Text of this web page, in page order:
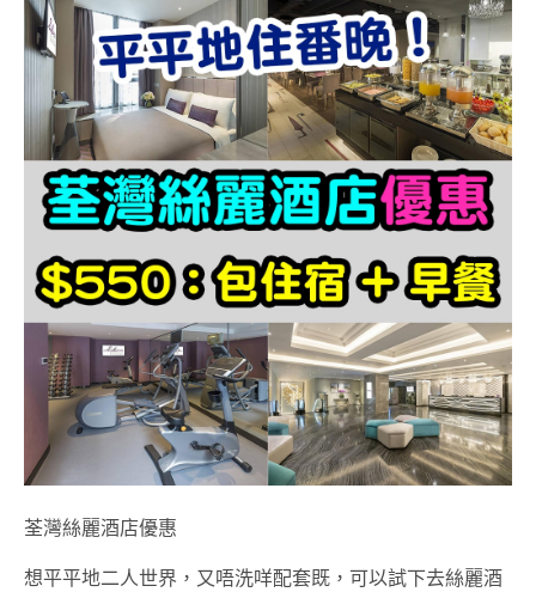
荃灣絲麗酒店優惠
想平平地二人世界，又唔洗咩配套既，可以試下去絲麗酒